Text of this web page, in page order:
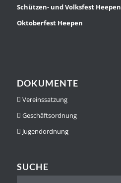
Schützen- und Volksfest Heepen
Oktoberfest Heepen
DOKUMENTE
Vereinssatzung
Geschäftsordnung
Jugendordnung
SUCHE